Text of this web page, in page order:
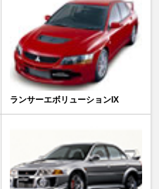
ランサーエボリューションIX